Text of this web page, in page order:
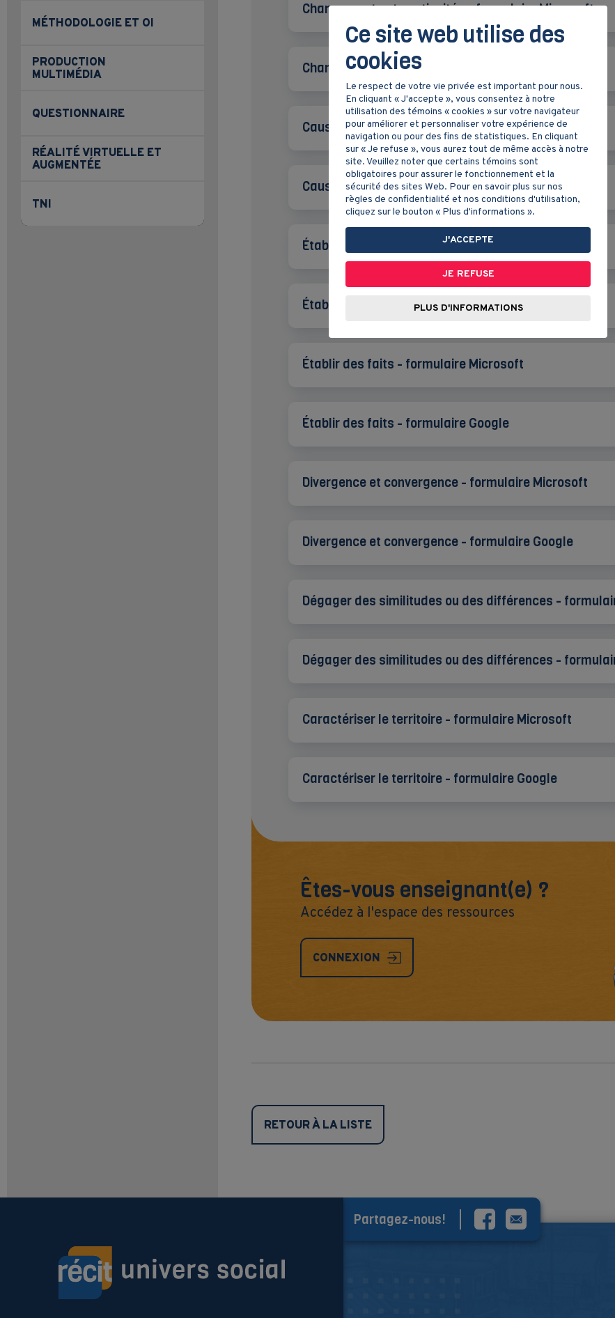
MÉTHODOLOGIE ET OI
PRODUCTION
MULTIMÉDIA
QUESTIONNAIRE
RÉALITÉ VIRTUELLE ET
AUGMENTÉE
TNI
Changements et continuités - formulaire Microsoft
Changements et continuités - formulaire Google
Causes et conséquences - formulaire Microsoft
Causes et conséquences - formulaire Google
Établir des liens de causalité - formulaire Microsoft
Établir des liens de causalité - formulaire Google
Établir des faits - formulaire Microsoft
Établir des faits - formulaire Google
Divergence et convergence - formulaire Microsoft
Divergence et convergence - formulaire Google
Dégager des similitudes ou des différences -
Dégager des similitudes ou des différences -
Caractériser le territoire - formulaire Microsoft
Caractériser le territoire - formulaire Google
Êtes-vous enseignant(e) ?
Accédez à l'espace des ressources
CONNEXION
RETOUR À LA LISTE
Partagez-nous!
Ce site web utilise des
cookies
Le respect de votre vie privée est important pour nous.
En cliquant « J'accepte », vous consentez à notre
utilisation des témoins « cookies » sur votre navigateur
pour améliorer et personnaliser votre expérience de
navigation ou pour des fins de statistiques. En cliquant
sur « Je refuse », vous aurez tout de même accès à notre
site. Veuillez noter que certains témoins sont
obligatoires pour assurer le fonctionnement et la
sécurité des sites Web. Pour en savoir plus sur nos
règles de confidentialité et nos conditions d'utilisation,
cliquez sur le bouton « Plus d'informations ».
J'ACCEPTE
JE REFUSE
PLUS D'INFORMATIONS